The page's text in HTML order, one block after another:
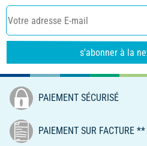
s'abonner à la
PAIEMENT SÉCURISÉ
PAIEMENT SUR FACTURE **